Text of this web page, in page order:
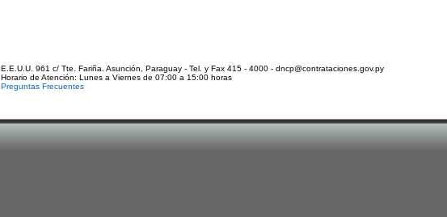
E.E.U.U. 961 c/ Tte. Fariña. Asunción, Paraguay - Tel. y Fax 415 - 4000 - dncp@contrataciones.gov.py
Horario de Atención: Lunes a Viernes de 07:00 a 15:00 horas
Preguntas Frecuentes